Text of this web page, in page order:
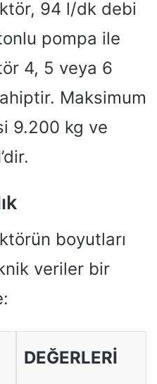
94 l/dk debi
pompa ile
4, 5 veya 6
Maksimum
9.200 kg ve
boyutları
veriler bir
DEĞERLERI